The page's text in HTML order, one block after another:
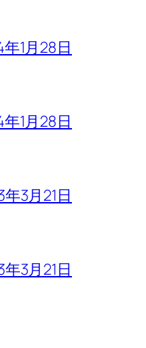
1月28日
1月28日
3月21日
3月21日